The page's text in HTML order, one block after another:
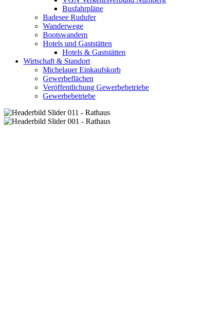
Busfahrpläne
Badesee Rudufer
Wanderwege
Bootswandern
Hotels und Gaststätten
Hotels & Gaststätten
Wirtschaft & Standort
Michelauer Einkaufskorb
Gewerbeflächen
Veröffentlichung Gewerbebetriebe
Gewerbebetriebe